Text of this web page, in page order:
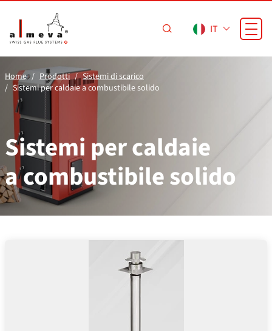
IT
Home Prodotti
Sistemi di scarico
Sistemi per caldaie a combustibile solido
Sistemi per caldaie
a combustibile solido